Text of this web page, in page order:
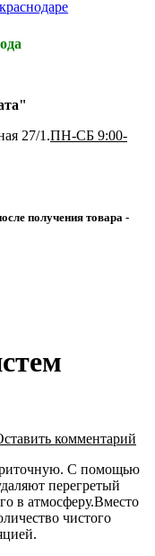
27/1.ПН-СБ 9:00-
осле получения товара -
комментарий
С помощью
перегретый
в атмосферу.Вместо
чистого